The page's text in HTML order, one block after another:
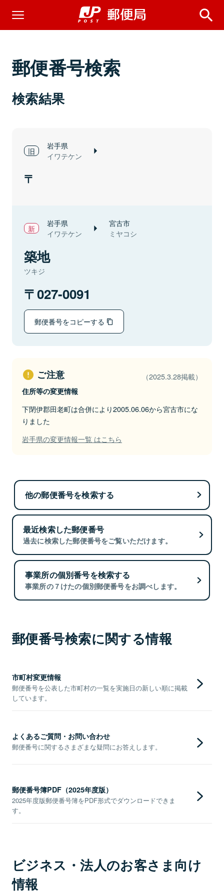
郵便番号検索
検索結果
岩手県
イワテケン
岩手県
イワテケン
宮古市
ミヤコシ
築地
ツキジ
027-0091
郵便番号をコピーする
ご注意 （2025.3.28掲載）
住所等の変更情報
下閉伊郡田老町は合併により2005.06.06から宮古市にな
りました
岩手県の変更情報一覧 はこちら
他の郵便番号を検索する
最近検索した郵便番号
過去に検索した郵便番号をご覧いただけます。
事業所の個別番号を検索する
事業所の７けたの個別郵便番号をお調べします。
郵便番号検索に関する情報
市町村変更情報
郵便番号を公表した市町村の一覧を実施日の新しい順に掲載
しています。
よくあるご質問・お問い合わせ
郵便番号に関するさまざまな疑問にお答えします。
郵便番号簿PDF（2025年度版）
2025年度版郵便番号簿をPDF形式でダウンロードできま
す。
ビジネス・法人のお客さま向け
情報